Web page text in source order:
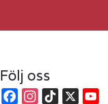
Följ oss
Facebook
Instagram
TikTok
X